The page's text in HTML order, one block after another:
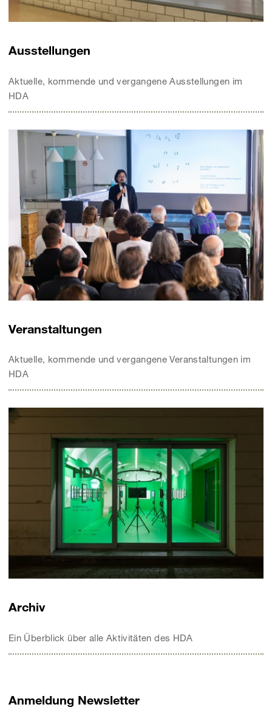
Ausstellungen
Aktuelle, kommende und vergangene Ausstellungen im
HDA
Veranstaltungen
Aktuelle, kommende und vergangene Veranstaltungen im
HDA
Archiv
Ein Überblick über alle Aktivitäten des HDA
Anmeldung Newsletter